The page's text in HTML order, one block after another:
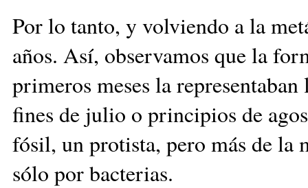
Por lo tanto, y volviendo a la
años. Así, observamos que la
primeros meses la
fines de julio o principios de
fósil, un protista, pero más de la
sólo por bacterias.